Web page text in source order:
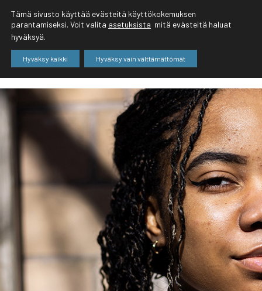
Tämä sivusto käyttää evästeitä käyttökokemuksen
parantamiseksi. Voit valita asetuksista mitä evästeitä haluat
hyväksyä.
Hyväksy kaikki Hyväksy vain välttämättömät